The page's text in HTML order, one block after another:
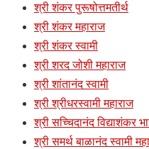
श्री शंकर पुरूषोत्तमतीर्थ
श्री शंकर महाराज
श्री शंकर स्वामी
श्री शरद जोशी महाराज
श्री शांतानंद स्वामी
श्री श्रीधरस्वामी महाराज
श्री सच्चिदानंद विद्याशंकर
श्री समर्थ बाळानंद स्वामी